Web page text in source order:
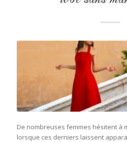
De nombreuses femmes hésitent à
lorsque ces derniers laissent